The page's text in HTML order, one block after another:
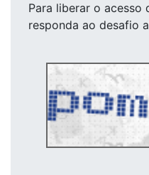
Para liberar o acesso
responda ao desafio